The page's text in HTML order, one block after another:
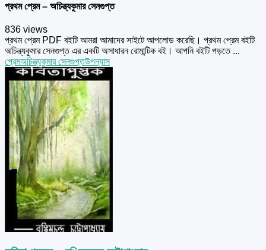
প্রথম প্রেম – অচিন্ত্যকুমার সেনগুপ্ত
836 views
প্রথম প্রেম PDF বইটি আমরা আমাদের সাইটে আপলোড করেছি। প্রথম প্রেম বইটি
অচিন্ত্যকুমার সেনগুপ্ত এর একটি অসাধারন রোমান্টিক বই। আপনি বইটি পড়তে ...
প্রেমঅচিন্ত্যকুমার সেনগুপ্তউপন্যাস